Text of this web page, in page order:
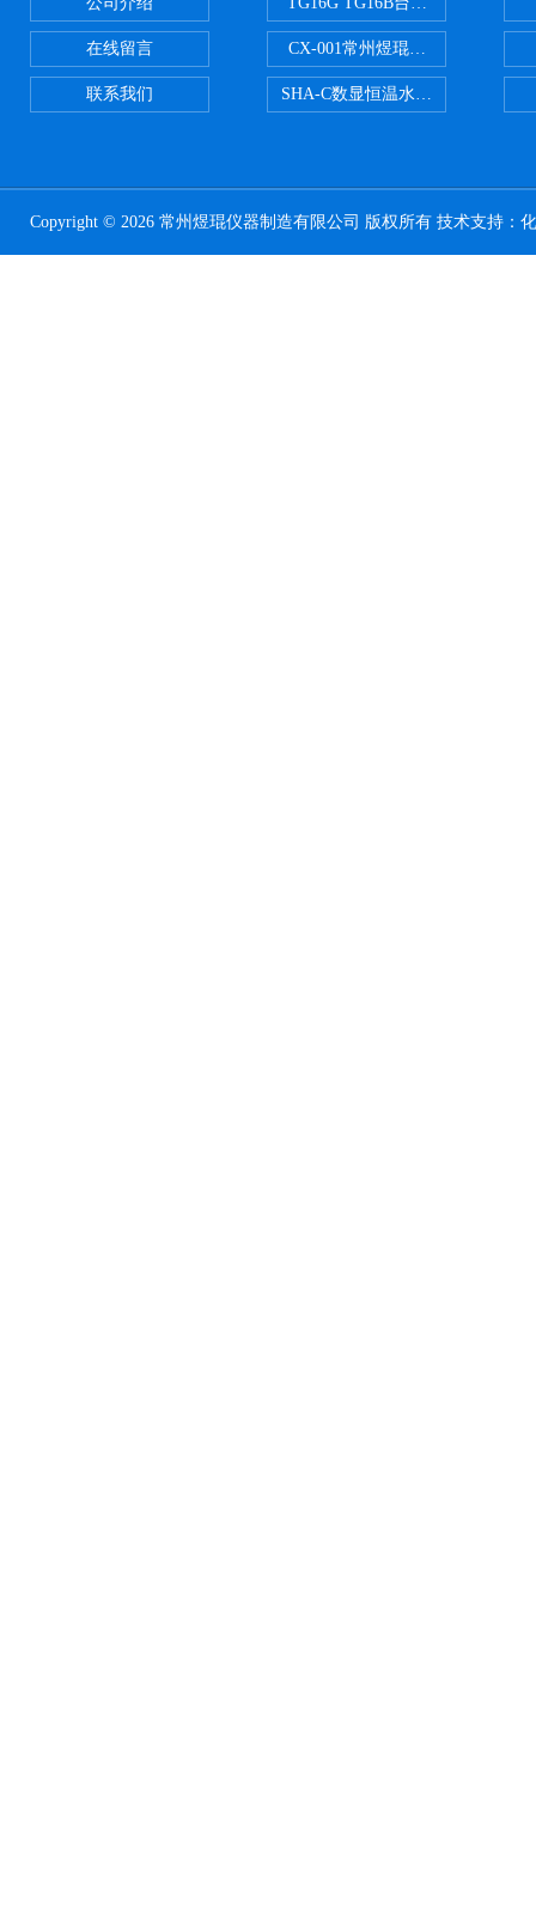
在线留言
联系我们
CX-001常州煜琨电热铝块加热器
SHA-C数显恒温水浴振荡器往复
Copyright © 2026 常州煜琨仪器制造有限公司 版权所有 技术支持：